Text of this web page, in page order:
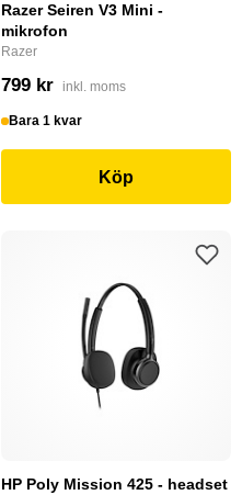
Razer Seiren V3 Mini -
mikrofon
Razer
799 kr inkl. moms
Bara 1 kvar
Köp
HP Poly Mission 425 - headset